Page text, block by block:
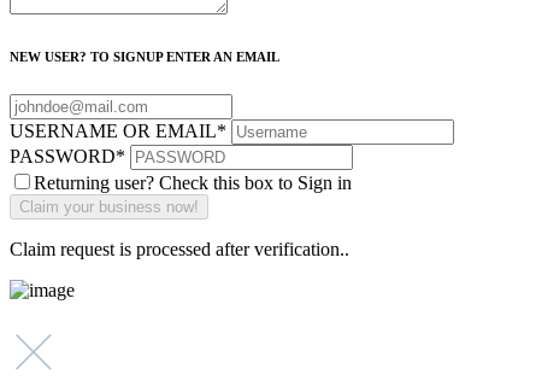
NEW USER? TO SIGNUP ENTER AN EMAIL
USERNAME OR EMAIL*
PASSWORD*
Returning user? Check this box to Sign in
Claim request is processed after verification..